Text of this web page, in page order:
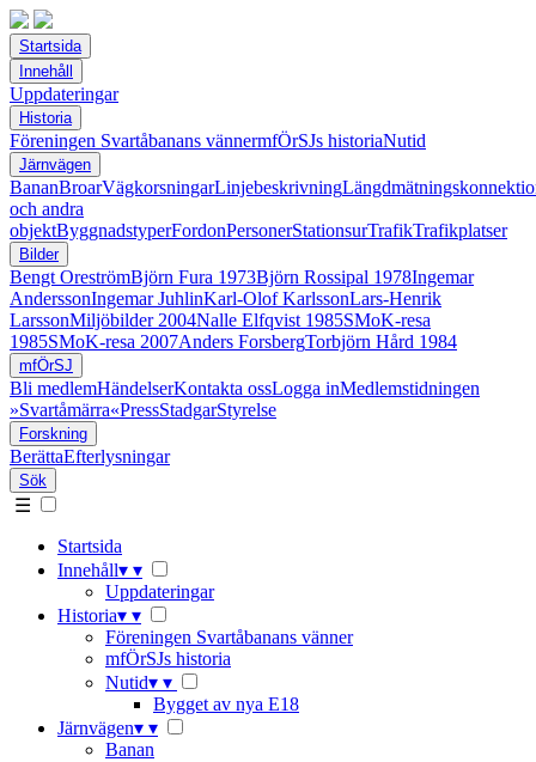
Startsida
Innehåll
Uppdateringar
Historia
Föreningen Svartåbanans vännermfÖrSJs historiaNutid
Järnvägen
BananBroarVägkorsningarLinjebeskrivning
och andra
objektByggnadstyperFordonPersonerStationsurTrafikTrafikplatser
Bilder
Bengt OreströmBjörn Fura 1973Björn Rossipal 1978Ingemar
AnderssonIngemar JuhlinKarl-Olof KarlssonLars-Henrik
LarssonMiljöbilder 2004Nalle Elfqvist 1985SMoK-resa
1985SMoK-resa 2007Anders ForsbergTorbjörn Hård 1984
mfÖrSJ
Bli medlemHändelserKontakta ossLogga inMedlemstidningen
»Svartåmärra«PressStadgarStyrelse
Forskning
BerättaEfterlysningar
Sök
☰
Startsida
Innehåll▾ ▾
Uppdateringar
Historia▾ ▾
Föreningen Svartåbanans vänner
mfÖrSJs historia
Nutid▾ ▾
Bygget av nya E18
Järnvägen▾ ▾
Banan